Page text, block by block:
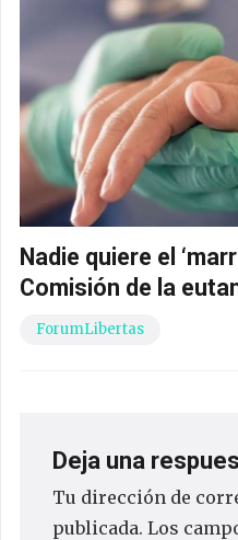
Nadie quiere el
Comisión de la
ForumLibertas
Deja una
Tu dirección de
publicada. Los